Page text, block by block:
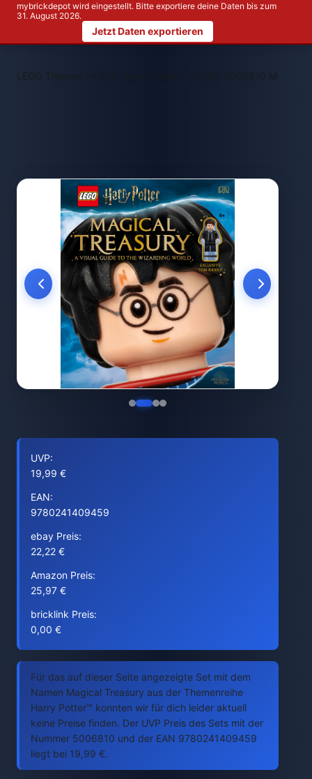
mybrickdepot wird eingestellt. Bitte exportiere deine Daten bis zum
31. August 2026.
Jetzt Daten exportieren
LEGO Themen > LEGO 5006810 Magical
UVP:
19,99 €
EAN:
9780241409459
ebay Preis:
22,22 €
Amazon Preis:
25,97 €
bricklink Preis:
0,00 €
Für das auf dieser Seite angezeigte Set mit dem
Namen Magical Treasury aus der Themenreihe
Harry Potter™ konnten wir für dich leider aktuell
keine Preise finden. Der UVP Preis des Sets mit der
Nummer 5006810 und der EAN 9780241409459
liegt bei 19,99 €.